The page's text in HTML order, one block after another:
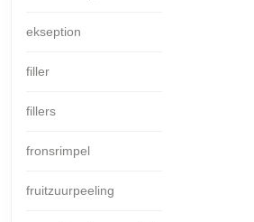
ekseption
filler
fillers
fronsrimpel
fruitzuurpeeling